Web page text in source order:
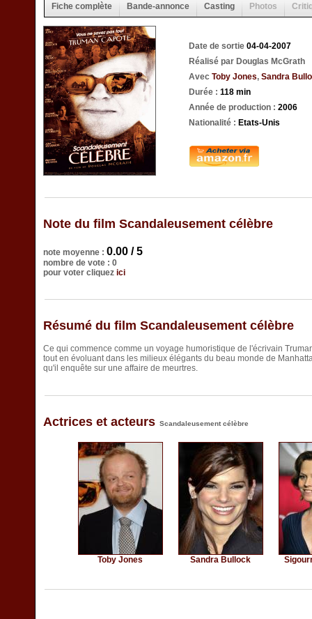
Fiche complète Bande-annonce Casting Photos
Date de sortie 04-04-2007
Réalisé par Douglas McGrath
Avec Toby Jones, Sandra
Durée : 118 min
Année de production : 2006
Nationalité : Etats-Unis
Note du film Scandaleusement célèbre
note moyenne : 0.00 / 5
nombre de vote : 0
pour voter cliquez ici
Résumé du film Scandaleusement célèbre
Ce qui commence comme un voyage humoristique de l'écrivain
tout en évoluant dans les milieux élégants du beau monde de
qu'il enquête sur une affaire de meurtres.
Actrices et acteurs Scandaleusement célèbre
Toby Jones Sandra Bullock